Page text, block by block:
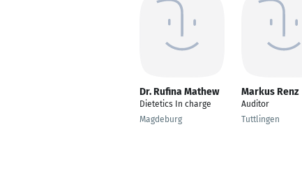
Dr. Rufina Mathew
Dietetics In charge
Magdeburg
Markus Renz
Auditor
Tuttlingen